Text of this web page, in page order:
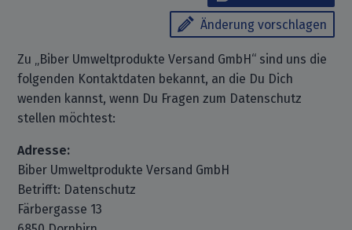
Änderung vorschlagen
Zu „Biber Umweltprodukte Versand GmbH“ sind uns die
folgenden Kontaktdaten bekannt, an die Du Dich
wenden kannst, wenn Du Fragen zum Datenschutz
stellen möchtest:
Adresse:
Biber Umweltprodukte Versand GmbH
Betrifft: Datenschutz
Färbergasse 13